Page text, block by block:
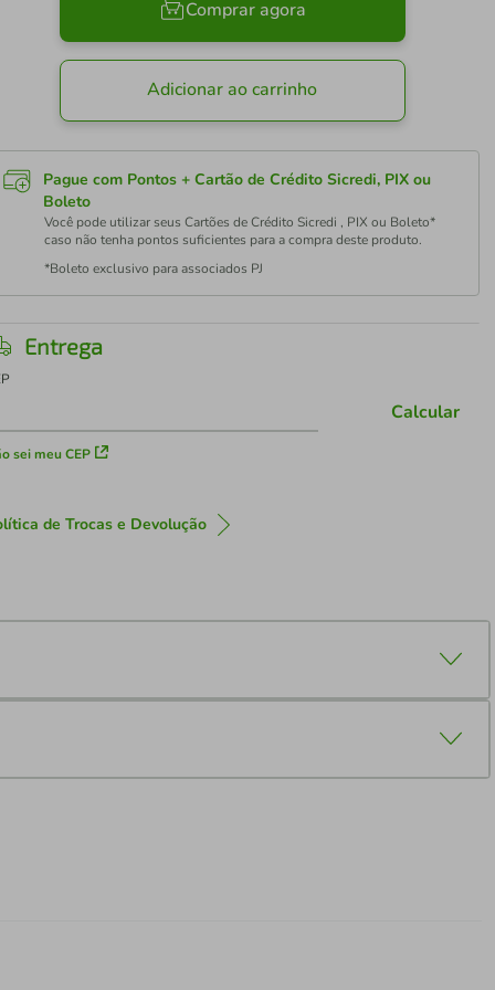
Comprar agora
Adicionar ao carrinho
Pague com Pontos + Cartão de Crédito Sicredi, PIX ou
Boleto
Você pode utilizar seus Cartões de Crédito Sicredi , PIX ou Boleto*
caso não tenha pontos suficientes para a compra deste produto.
*Boleto exclusivo para associados PJ
Entrega
sei meu CEP
Calcular
de Trocas e Devolução